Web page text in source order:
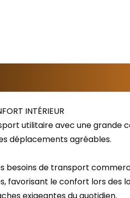
INTÉRIEUR
utilitaire avec une grande
déplacements agréables.
besoins de transport
favorisant le confort lors des